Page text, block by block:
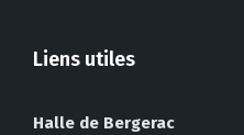
Liens utiles
Halle de Bergerac